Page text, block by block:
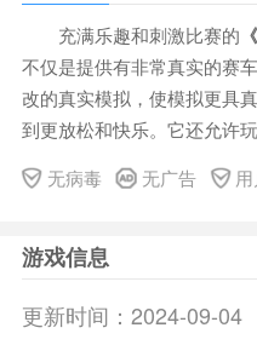
充满乐趣和刺激比赛的
不仅是提供有非常真实的赛
改的真实模拟，使模拟更具
到更放松和快乐。它还允许
疯狂大飙车优势
还是很简单的，没有什么困难
次战斗都有不同的场景外观
无病毒 无广告
游戏信息
更新时间： 2024-09-04